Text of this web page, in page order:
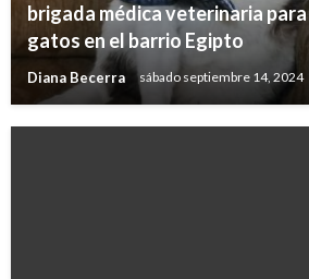
brigada médica veterinaria
gatos en el barrio Egipto
Diana Becerra sábado septiembre 14, 2024